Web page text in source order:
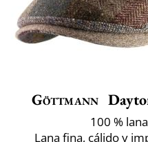
Göttmann
100 % lana
Lana fina, cálido y